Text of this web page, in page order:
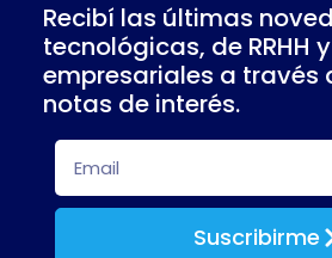
Recibí las últimas
tecnológicas, de RRHH y
empresariales a través
notas de interés.
Suscribirme